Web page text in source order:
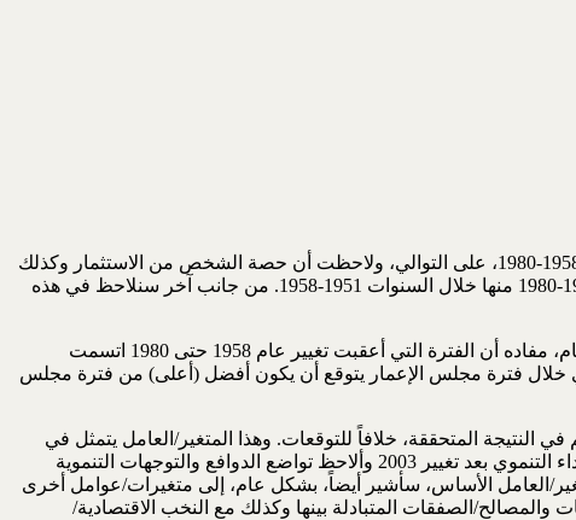
تَعَرَضْتُ في ورقتي مرزا (2022-ج)، للأداء الاقتصادي التنموي خلال فترتي مجلس الإعمار ومجلس التخطيط خلال السنوات 1951-1958 و1958-1980، على التوالي، ولاحظت أن حصة الشخص من الاستثمار وكذلك
متوسط نسبة النمو السنوية لحصة الشخص من الناتج المحلي الإجمالي والناتج غير-النفطي كانت أعلى، في المتوسط، خلال السنوات 1958-1980 منها خلال السنوات 1951-1958. من جانب آخر سنلاحظ في هذه
وتحتاج هذه النتائج إلى تفسير/تبرير، لا سيما ما يتعلق بفترتي مجلس الأعمار ومجلس التخطيط، في ضوء “شعور” متداول، في المجال العام، مفاده أن الفترة التي أعقبت تغيير عام 1958 حتى 1980 اتسمت
ضمن السنوات 1921-1958) ومن ثم فأن الأداء الاقتصادي/التنموي خلال فترة مجلس الإعمار يتوقع أن يكون أفضل (أعلى) من فترة مجلس
النتيجة المتحققة، خلافاً للتوقعات. وهذا المتغير/العامل يتمثل في
للقيادات السياسية بعد 1958 وحتى قيام الحرب العراقية الإيرانية. وفي ذات السياق، سأعرج على الأداء التنموي بعد تغيير 2003 وألاحظ تواضع الدوافع والتوجهات التنموية
العامل الأساس، سأشير أيضاً، بشكل عام، إلى متغيرات/عوامل أخرى
الصفقات المتبادلة بينها وكذلك مع النخب الاقتصادية/